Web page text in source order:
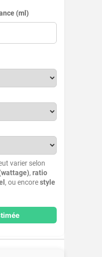
(ml)
varier selon
,ratio
, ou encorestyle